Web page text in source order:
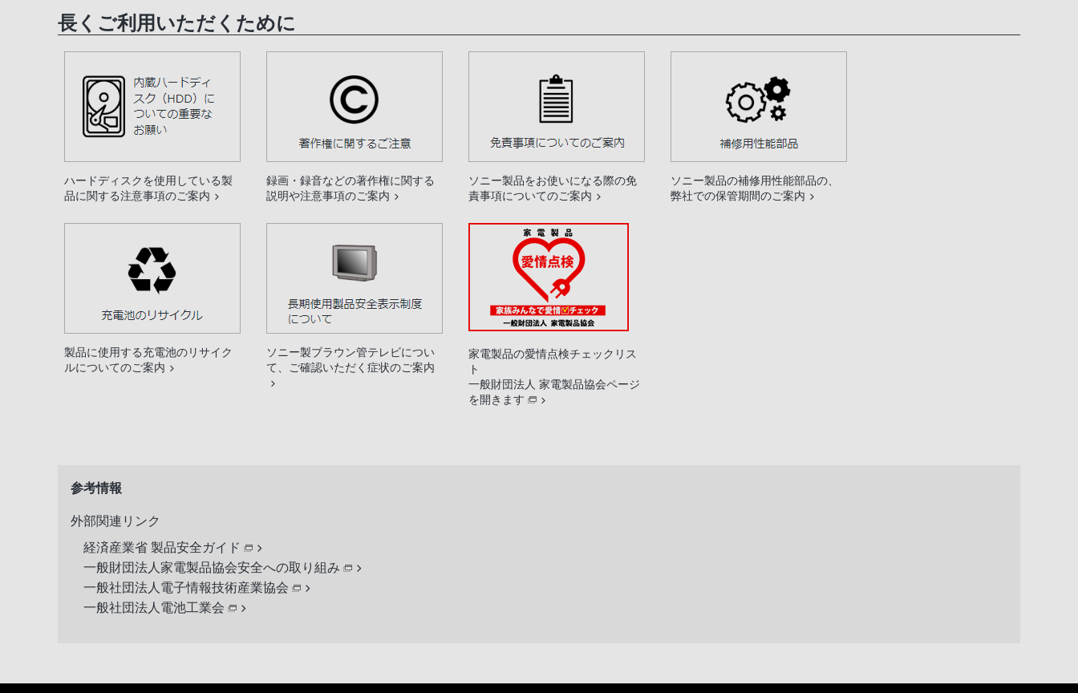
長くご利用いただくために
ハードディスクを使用している製
品に関する注意事項のご案内
録画・録音などの著作権に関する
説明や注意事項のご案内
ソニー製品をお使いになる際の免
責事項についてのご案内
ソニー製品の補修用性能部品の、
弊社での保管期間のご案内
製品に使用する充電池のリサイク
ルについてのご案内
ソニー製ブラウン管テレビについ
て、ご確認いただく症状のご案内
家電製品の愛情点検チェックリス
ト
一般財団法人 家電製品協会ページ
を開きます
参考情報
外部関連リンク
経済産業省 製品安全ガイド
一般財団法人家電製品協会安全への取り組み
一般社団法人電子情報技術産業協会
一般社団法人電池工業会